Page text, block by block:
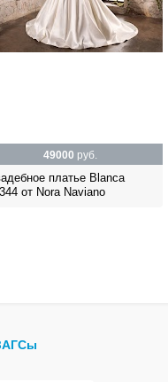
49000 руб.
платье Blanca
от Nora Naviano